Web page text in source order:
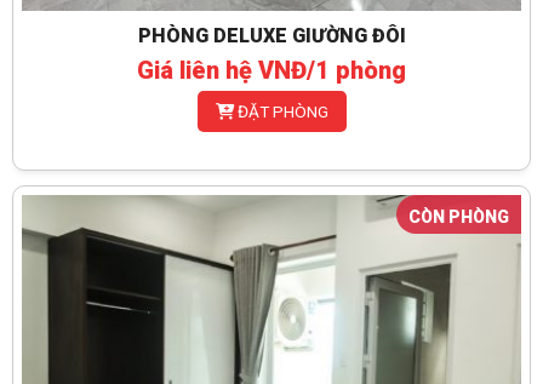
PHÒNG DELUXE GIƯỜNG ĐÔI
Giá liên hệ VNĐ/1 phòng
ĐẶT PHÒNG
CÒN PHÒNG